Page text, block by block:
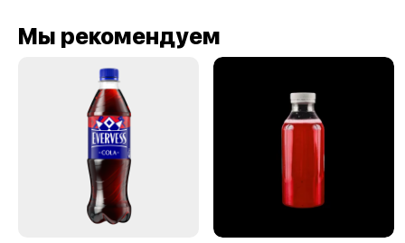
Мы рекомендуем